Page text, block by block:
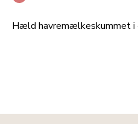
Hæld havremælkeskummet i